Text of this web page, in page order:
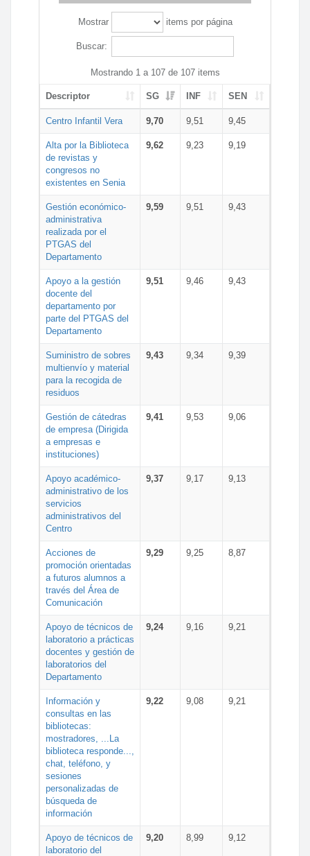
Mostrar items por página
Buscar:
Mostrando 1 a 107 de 107 items
Descriptor SG INF SEN
Centro Infantil Vera 9,70 9,51 9,45
Alta por la Biblioteca
de revistas y
congresos no
existentes en Senia
9,62 9,23 9,19
Gestión económico-
administrativa
realizada por el
PTGAS del
Departamento
9,59 9,51 9,43
Apoyo a la gestión
docente del
departamento por
parte del PTGAS del
Departamento
9,51 9,46 9,43
Suministro de sobres
multienvío y material
para la recogida de
residuos
9,43 9,34 9,39
Gestión de cátedras
de empresa (Dirigida
a empresas e
instituciones)
9,41 9,53 9,06
Apoyo académico-
administrativo de los
servicios
administrativos del
Centro
9,37 9,17 9,13
Acciones de
promoción orientadas
a futuros alumnos a
través del Área de
Comunicación
9,29 9,25 8,87
Apoyo de técnicos de
laboratorio a prácticas
docentes y gestión de
laboratorios del
Departamento
9,24 9,16 9,21
Información y
consultas en las
bibliotecas:
mostradores, ...La
biblioteca responde...,
chat, teléfono, y
sesiones
personalizadas de
búsqueda de
información
9,22 9,08 9,21
Apoyo de técnicos de
laboratorio del
9,20 8,99 9,12